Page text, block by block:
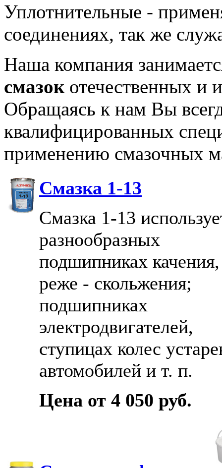
Уплотнительные -
соединениях, так же
Наша компания
смазокотечественных и
Обращаясь к нам Вы
квалифицированных
применению смазочных
Смазка 1-13
Смазка 1-13
разнообразных
подшипниках качения,
реже - скольжения;
подшипниках
электродвигателей,
ступицах колес
автомобилей и т. п.
Цена от 4 050 руб.